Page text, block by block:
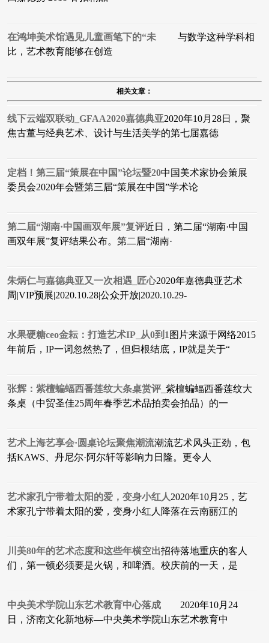
在鸿坤美术馆遇见儿童画笔下的“未 与数学这种学科相
比，艺术教育能够在创造
相关文章：
线下云端双联动_GFAA2020嘉德典亚2020年10月28日，聚
焦古董与经典艺术、设计与生活美学的第七届嘉德
定档！第三届“策展在中国”论坛暨20中国美术家协会策展
委员会2020年会暨第三届“策展在中国”学术论
第二届“湖南·中国画双年展”复评近日，第二届“湖南·中国
画双年展”复评结果公布。第二届“湖南·
朱炳仁与嘉德典亚又一次相遇_匠心2020年嘉德典亚艺术
周|VIP预展|2020.10.28|公众开放|2020.10.29-
水果硬糖ceo金耘：打造艺术IP_从0到1 图片来源于网络2015
年前后，IP一词忽然热了，但归根结底，IP就是关于“
张辉：紫檀蝙蝠西番莲纹大条桌赏评_ 紫檀蝙蝠西番莲纹大
条桌（中贸圣佳25周年春季艺术品拍卖会拍品）的一
艺术上海艺享会·圆桌论坛聚焦潮流潮流艺术风头正劲，包
括KAWS、丹尼尔·阿尔轩等影响力日隆。更令人
艺术家孔宁带着太阳的爱，变身小红人2020年10月25，艺
术家孔宁带着太阳的爱，变身小红人降落在云南丽江的
川美80年的艺术态度和这些年横空出招待落地重庆的客人
们，第一顿必须要是火锅，和啤酒。校庆前的一天，是
中央美术学院山东艺术教育中心落成 2020年10月24
日，济南文化新地标—中央美术学院山东艺术教育中